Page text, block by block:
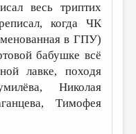
весь триптих
когда ЧК
в ГПУ)
бабушке всё
лавке, походя
Николая
Тимофея